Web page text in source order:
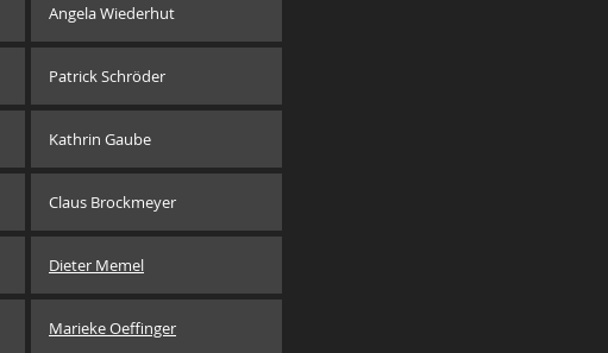
Angela Wiederhut
Patrick Schröder
Kathrin Gaube
Claus Brockmeyer
Dieter Memel
Marieke Oeffinger